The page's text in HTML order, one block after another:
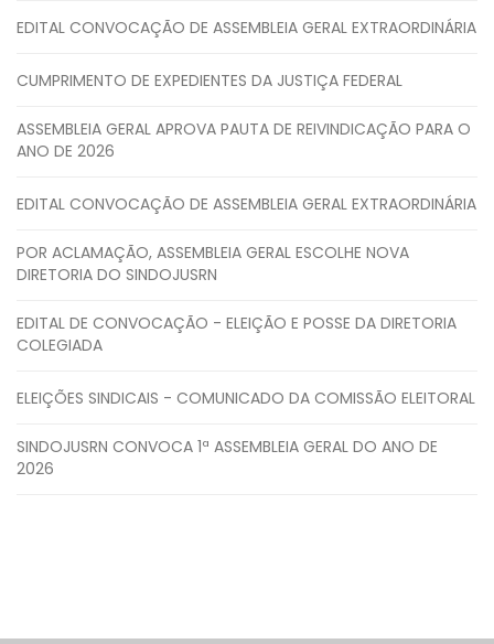
EDITAL CONVOCAÇÃO DE ASSEMBLEIA GERAL EXTRAORDINÁRIA
CUMPRIMENTO DE EXPEDIENTES DA JUSTIÇA FEDERAL
ASSEMBLEIA GERAL APROVA PAUTA DE REIVINDICAÇÃO PARA O
ANO DE 2026
EDITAL CONVOCAÇÃO DE ASSEMBLEIA GERAL EXTRAORDINÁRIA
POR ACLAMAÇÃO, ASSEMBLEIA GERAL ESCOLHE NOVA
DIRETORIA DO SINDOJUSRN
EDITAL DE CONVOCAÇÃO - ELEIÇÃO E POSSE DA DIRETORIA
COLEGIADA
ELEIÇÕES SINDICAIS - COMUNICADO DA COMISSÃO ELEITORAL
SINDOJUSRN CONVOCA 1ª ASSEMBLEIA GERAL DO ANO DE
2026